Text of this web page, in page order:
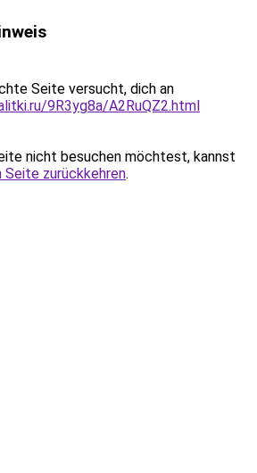
Seite versucht, dich an
9R3yg8a/A2RuQZ2.html
nicht besuchen möchtest, kannst
Seite zurückkehren.